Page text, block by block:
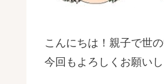
こんにちは！親子で世
今回もよろしくお願いし